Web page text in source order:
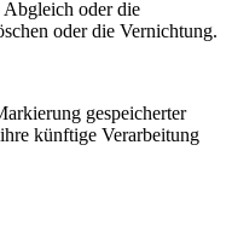
Abgleich oder die
oder die Vernichtung.
gespeicherter
künftige Verarbeitung